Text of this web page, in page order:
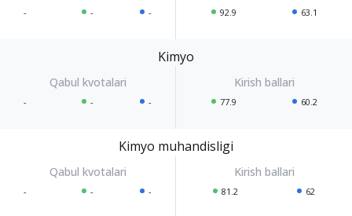
- - - 92.9 63.1
Kimyo
- - - 77.9 60.2
Kimyo muhandisligi
- - - 81.2 62